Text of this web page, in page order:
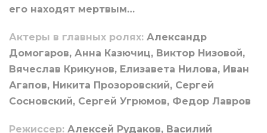
его находят мертвым…
Актеры в главных ролях: Александр
Домогаров, Анна Казючиц, Виктор Низовой,
Вячеслав Крикунов, Елизавета Нилова, Иван
Агапов, Никита Прозоровский, Сергей
Сосновский, Сергей Угрюмов, Федор Лавров
Режиссер: Алексей Рудаков, Василий